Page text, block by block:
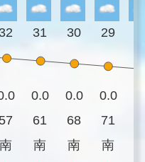
32 31 30 29
0.0 0.0 0.0
57 61 68 71
南 南 南 南